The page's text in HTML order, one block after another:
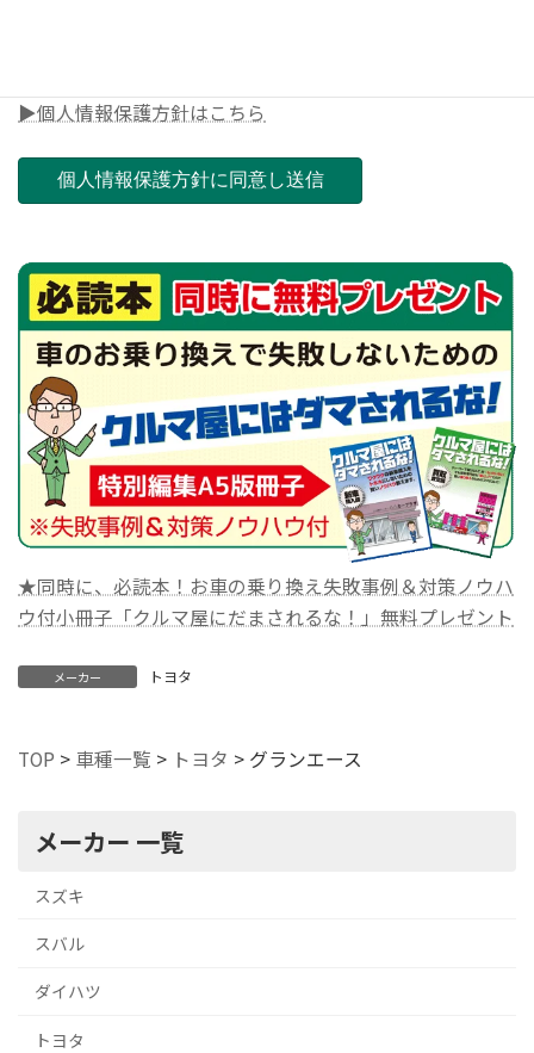
▶個人情報保護方針はこちら
★同時に、必読本！お車の乗り換え失敗事例＆対策ノウハ
ウ付小冊子「クルマ屋にだまされるな！」無料プレゼント
メーカー トヨタ
TOP > 車種一覧 > トヨタ > グランエース
メーカー 一覧
スズキ
スバル
ダイハツ
トヨタ